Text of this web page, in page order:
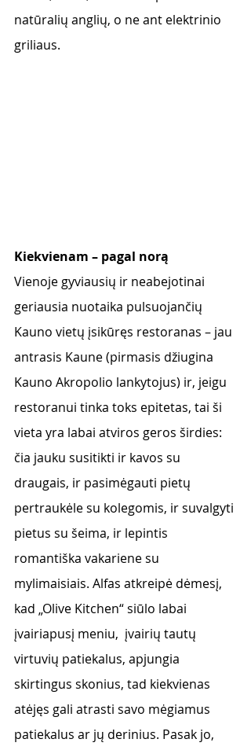
natūralių anglių, o ne ant elektrinio
griliaus.
Kiekvienam – pagal norą
Vienoje gyviausių ir neabejotinai
geriausia nuotaika pulsuojančių
Kauno vietų įsikūręs restoranas – jau
antrasis Kaune (pirmasis džiugina
Kauno Akropolio lankytojus) ir, jeigu
restoranui tinka toks epitetas, tai ši
vieta yra labai atviros geros širdies:
čia jauku susitikti ir kavos su
draugais, ir pasimėgauti pietų
pertraukėle su kolegomis, ir suvalgyti
pietus su šeima, ir lepintis
romantiška vakariene su
mylimaisiais. Alfas atkreipė dėmesį,
kad „Olive Kitchen“ siūlo labai
įvairiapusį meniu,  įvairių tautų
virtuvių patiekalus, apjungia
skirtingus skonius, tad kiekvienas
atėjęs gali atrasti savo mėgiamus
patiekalus ar jų derinius. Pasak jo,